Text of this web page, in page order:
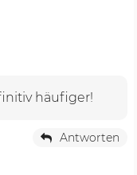
häufiger!
Antworten